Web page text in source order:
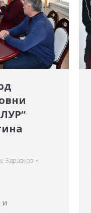
Здравков
и